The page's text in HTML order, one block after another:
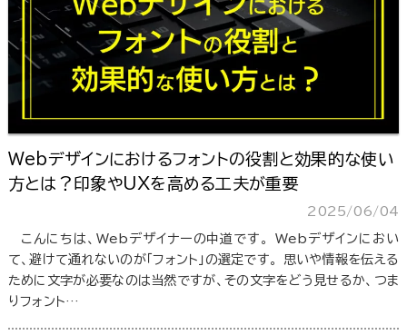
Webデザインにおけるフォントの役割と効果的な使い
方とは？印象やUXを高める工夫が重要
2025/06/04
こんにちは、Webデザイナーの中道です。 Webデザインにおい
て、避けて通れないのが「フォント」の選定です。 思いや情報を伝える
ために文字が必要なのは当然ですが、その文字をどう見せるか、つま
りフォント…